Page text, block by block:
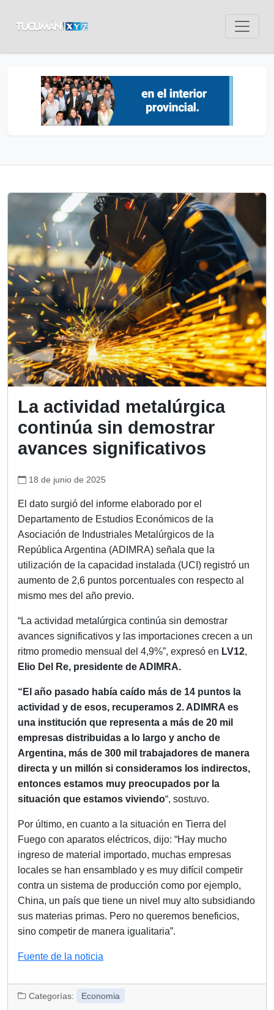
La actividad metalúrgica
continúa sin demostrar
avances significativos
18 de junio de 2025
El dato surgió del informe elaborado por el
Departamento de Estudios Económicos de la
Asociación de Industriales Metalúrgicos de la
República Argentina (ADIMRA) señala que la
utilización de la capacidad instalada (UCI) registró un
aumento de 2,6 puntos porcentuales con respecto al
mismo mes del año previo.
“La actividad metalúrgica continúa sin demostrar
avances significativos y las importaciones crecen a un
ritmo promedio mensual del 4,9%”, expresó en LV12,
Elio Del Re, presidente de ADIMRA.
“El año pasado había caído más de 14 puntos la
actividad y de esos, recuperamos 2. ADIMRA es
una institución que representa a más de 20 mil
empresas distribuidas a lo largo y ancho de
Argentina, más de 300 mil trabajadores de manera
directa y un millón si consideramos los indirectos,
entonces estamos muy preocupados por la
situación que estamos viviendo“, sostuvo.
Por último, en cuanto a la situación en Tierra del
Fuego con aparatos eléctricos, dijo: “Hay mucho
ingreso de material importado, muchas empresas
locales se han ensamblado y es muy difícil competir
contra un sistema de producción como por ejemplo,
China, un país que tiene un nivel muy alto subsidiando
sus materias primas. Pero no queremos beneficios,
sino competir de manera igualitaria”.
Fuente de la noticia
Categorías: Economia